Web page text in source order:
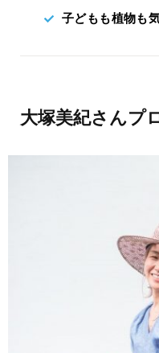
子どもも植物も
大塚美紀さんプ